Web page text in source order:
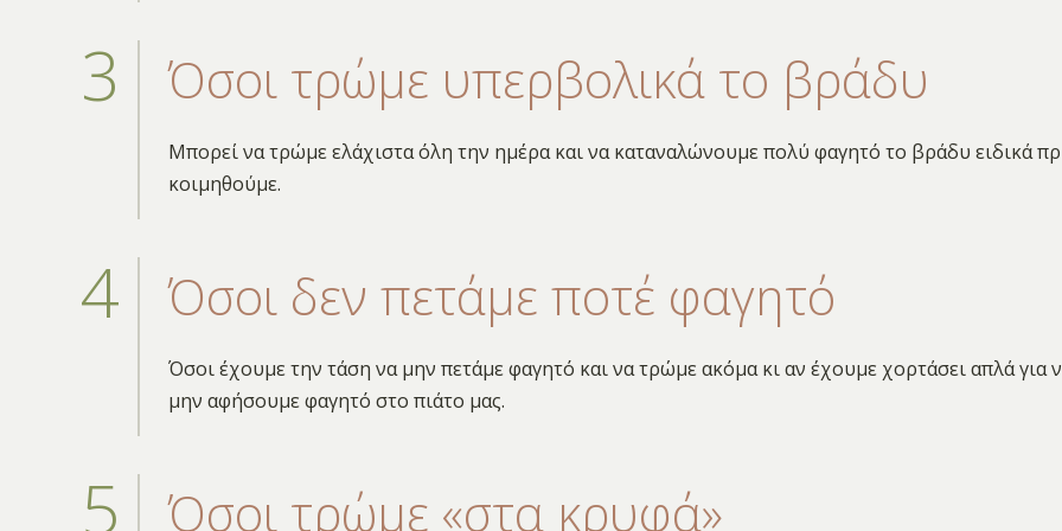
Όσοι τρώμε υπερβολικά το βράδυ
Μπορεί να τρώμε ελάχιστα όλη την ημέρα και να καταναλώνουμε πολύ φαγητό το βράδυ ειδικά
κοιμηθούμε.
Όσοι δεν πετάμε ποτέ φαγητό
Όσοι έχουμε την τάση να μην πετάμε φαγητό και να τρώμε ακόμα κι αν έχουμε χορτάσει απλά για
μην αφήσουμε φαγητό στο πιάτο μας.
Όσοι τρώμε «στα κρυφά»